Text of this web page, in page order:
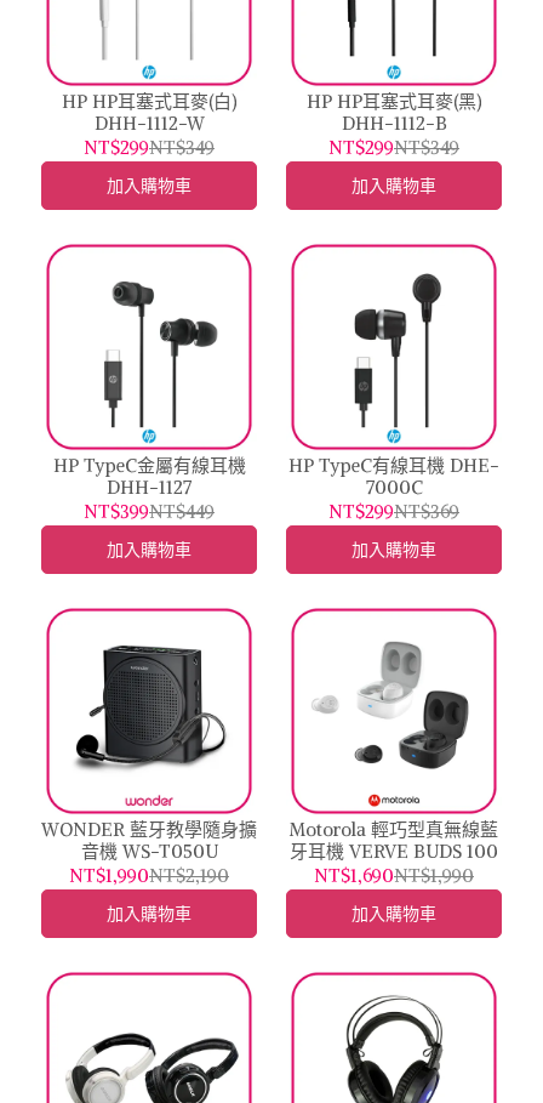
HP HP耳塞式耳麥(白)
DHH-1112-W
NT$299NT$349
加入購物車
HP HP耳塞式耳麥(黑)
DHH-1112-B
NT$299NT$349
加入購物車
HP TypeC金屬有線耳機
DHH-1127
NT$399NT$449
加入購物車
HP TypeC有線耳機 DHE-
7000C
NT$299NT$369
加入購物車
WONDER 藍牙教學隨身擴
音機 WS-T050U
NT$1,990NT$2,190
加入購物車
Motorola 輕巧型真無線藍
牙耳機 VERVE BUDS 100
NT$1,690NT$1,990
加入購物車